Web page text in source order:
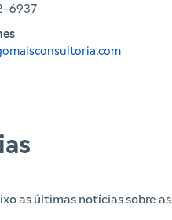
6937
as últimas notícias sobre